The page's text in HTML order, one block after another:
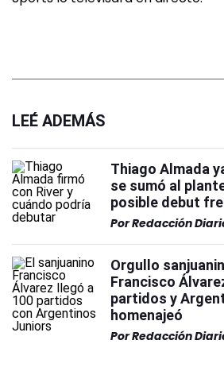
LEÉ ADEMÁS
Thiago Almada
se sumó al
posible debut
PorRedacción
Orgullo
Francisco
partidos y
homenajeó
PorRedacción